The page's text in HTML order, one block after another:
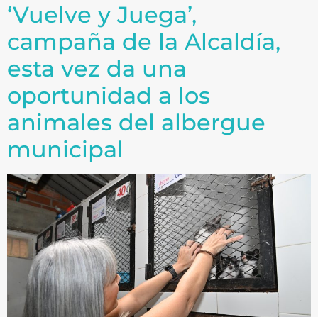
‘Vuelve y Juega’,
campaña de la Alcaldía,
esta vez da una
oportunidad a los
animales del albergue
municipal